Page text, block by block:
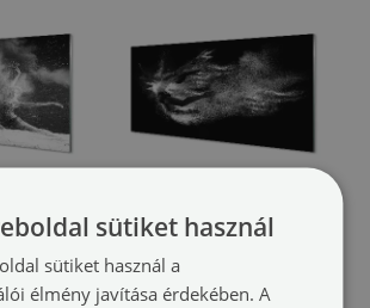
(#196879847)
Üvegképek
Nő balett füst szürke háttér
sütiket használ
sütiket használ a
élmény javítása érdekében. A